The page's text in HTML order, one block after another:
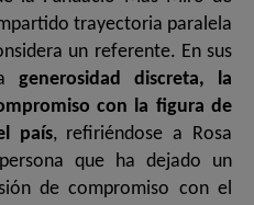
trayectoria paralela
un referente. En sus
generosidad discreta, la
con la figura de
país, refiriéndose a Rosa
que ha dejado un
de compromiso con el